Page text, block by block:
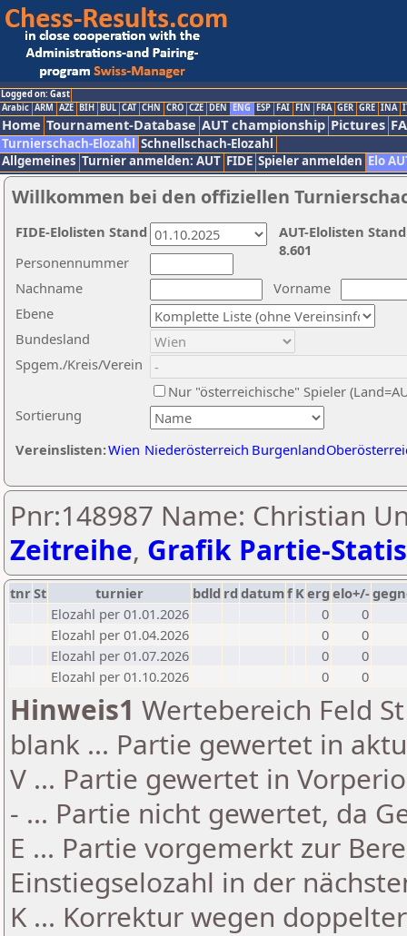
Logged on: Gast
Arabic ARM AZE BIH BUL CAT CHN CRO CZE DEN ENG ESP FAI FIN FRA GER GRE INA
Home Tournament-Database AUT championship Pictures
Turnierschach-Elozahl Schnellschach-Elozahl
Allgemeines Turnier anmelden: AUT FIDE Spieler anmelden Elo
Willkommen bei den offiziellen
Nachname
Vorname
Ebene
Sortierung
Personennummer
Bundesland
Spgem./Kreis/Verein
Nur "österreichische" Spieler
Vereinslisten:Wien Niederösterreich Burgenland
AUT-Elolisten
8.601
FIDE-Elolisten Stand
Pnr:148987 Name: Christian
Zeitreihe, Grafik Partie-
tnrSt turnier bdld rd datumf Kerg elo+/-
Elozahl per 01.01.2026
0
0
Elozahl per 01.04.2026
0
0
Elozahl per 01.07.2026
0
0
Elozahl per 01.10.2026
0 0
Hinweis1 Wertebereich Feld
blank ... Partie gewertet in
V ... Partie gewertet in
- ... Partie nicht gewertet, da
E ... Partie vorgemerkt zur
Einstiegselozahl in der
K ... Korrektur wegen